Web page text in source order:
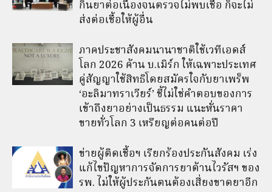
กินยาต่อเนื่องจนตรวจไม่พบเชื้อ ก็จะไม่
ส่งต่อเชื้อให้ผู้อื่น
ภาคประชาสังคมนานาชาติใช้เวทีเอดส์
โลก 2026 ค้าน บ.เมิร์ก ให้เฉพาะประเทศ
คู่สัญญาใช้สิทธิโดยสมัครใจกับยาเพร็พ
‘อะลิมาทราเวียร์’ ชี้ไม่ใช่คำตอบของการ
เข้าถึงยาอย่างเป็นธรรม แนะหั่นราคา
ขายทั่วโลก 3 เหรียญต่อคนต่อปี
ข่ายผู้ติดเชื้อฯ เรียกร้องประกันสังคม เร่ง
แก้ไขปัญหาการจัดการยาต้านไวรัสฯ ของ
รพ. ไม่ให้ผู้ประกันตนต้องเสี่ยงขาดยาอีก